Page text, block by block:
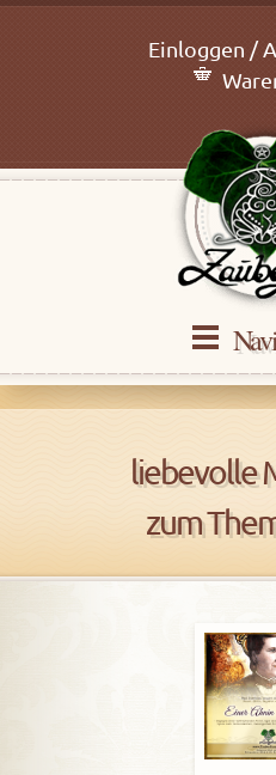
Einloggen /
liebevolle
zum